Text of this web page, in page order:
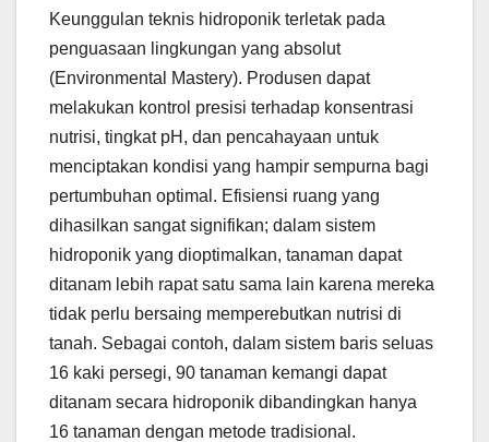
Keunggulan teknis hidroponik terletak pada
penguasaan lingkungan yang absolut
(Environmental Mastery). Produsen dapat
melakukan kontrol presisi terhadap konsentrasi
nutrisi, tingkat pH, dan pencahayaan untuk
menciptakan kondisi yang hampir sempurna bagi
pertumbuhan optimal. Efisiensi ruang yang
dihasilkan sangat signifikan; dalam sistem
hidroponik yang dioptimalkan, tanaman dapat
ditanam lebih rapat satu sama lain karena mereka
tidak perlu bersaing memperebutkan nutrisi di
tanah. Sebagai contoh, dalam sistem baris seluas
16 kaki persegi, 90 tanaman kemangi dapat
ditanam secara hidroponik dibandingkan hanya
16 tanaman dengan metode tradisional.